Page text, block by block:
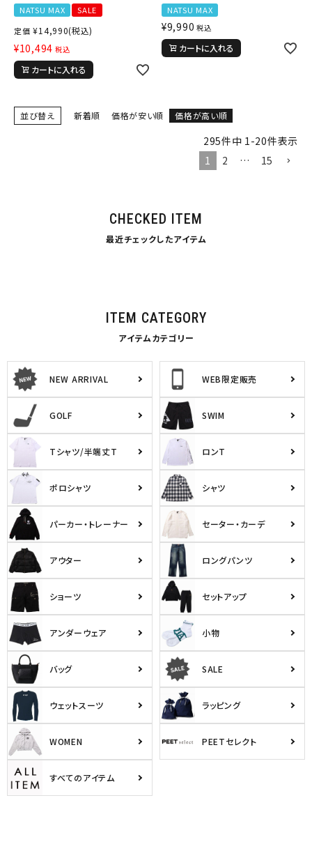
NATSU MAX
SALE
定価 ¥14,990(税込)
¥10,494 税込
カートに入れる
NATSU MAX
¥9,990 税込
カートに入れる
並び替え 新着順 価格が安い順 価格が高い順
295件中 1-20件表示
1
2 … 15
CHECKED ITEM
最近チェックしたアイテム
ITEM CATEGORY
アイテムカテゴリー
NEW ARRIVAL WEB限定販売
GOLF SWIM
Tシャツ/半端丈T ロンT
ポロシャツ シャツ
パーカー・トレーナー セーター・カーデ
アウター ロングパンツ
ショーツ セットアップ
アンダーウェア 小物
バッグ SALE
ウェットスーツ ラッピング
WOMEN PEETセレクト
すべてのアイテム